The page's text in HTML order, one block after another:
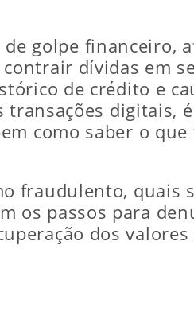
golpe financeiro,
dívidas em
de crédito e
digitais,
como saber o que
fraudulento, quais
os passos para
dos